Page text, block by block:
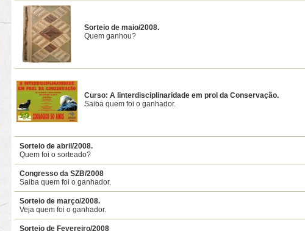
Sorteio de maio/2008.
Quem ganhou?
Curso: A Iinterdisciplinaridade em prol da Conservação.
Saiba quem foi o ganhador.
Sorteio de abril/2008.
Quem foi o sorteado?
Congresso da SZB/2008
Saiba quem foi o ganhador.
Sorteio de março/2008.
Veja quem foi o ganhador.
Sorteio de Fevereiro/2008